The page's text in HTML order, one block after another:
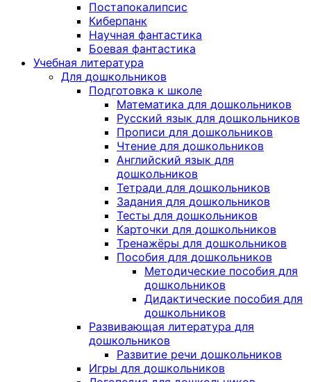
Постапокалипсис
Киберпанк
Научная фантастика
Боевая фантастика
Учебная литература
Для дошкольников
Подготовка к школе
Математика для дошкольников
Русский язык для дошкольников
Прописи для дошкольников
Чтение для дошкольников
Английский язык для
дошкольников
Тетради для дошкольников
Задания для дошкольников
Тесты для дошкольников
Карточки для дошкольников
Тренажёры для дошкольников
Пособия для дошкольников
Методические пособия для
дошкольников
Дидактические пособия для
дошкольников
Развивающая литература для
дошкольников
Развитие речи дошкольников
Игры для дошкольников